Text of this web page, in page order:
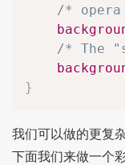
/*
/* The
}
我们可以做的更复
下面我们来做一个